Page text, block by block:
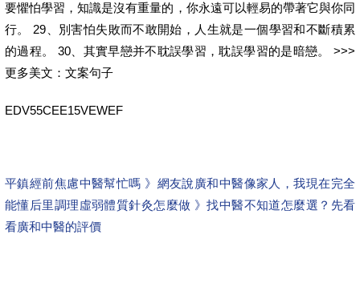
要懼怕學習，知識是沒有重量的，你永遠可以輕易的帶著它與你同
行。 29、別害怕失敗而不敢開始，人生就是一個學習和不斷積累
的過程。 30、其實早戀并不耽誤學習，耽誤學習的是暗戀。 >>>
更多美文：文案句子
EDV55CEE15VEWEF
平鎮經前焦慮中醫幫忙嗎 》網友說廣和中醫像家人，我現在完全
能懂后里調理虛弱體質針灸怎麼做 》找中醫不知道怎麼選？先看
看廣和中醫的評價